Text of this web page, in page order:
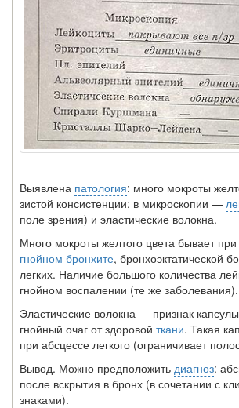
Выявлена патология: много мокроты
зистой консистенции; в микроскопии —
поле зрения) и эластические волокна.
Много мокроты желтого цвета бывает при
гнойном бронхите, бронхоэктатической
легких. Наличие большого количества
гнойном воспалении (те же заболевания).
Эластические волокна — признак
гнойный очаг от здоровой ткани. Такая
при абсцессе легкого (ограничивает
Вывод. Можно предположить диагноз:
после вскрытия в бронх (в сочетании с
знаками).